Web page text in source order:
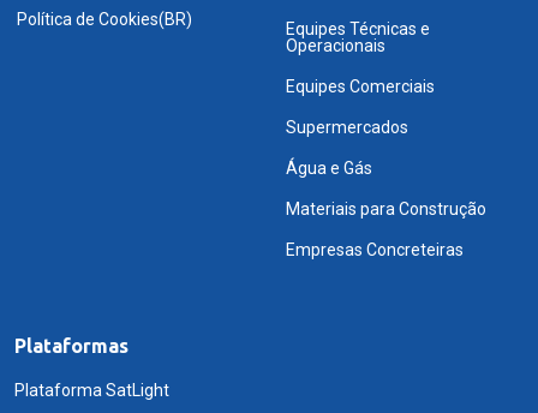
Política de Cookies(BR)
Equipes Técnicas e
Operacionais
Equipes Comerciais
Supermercados
Água e Gás
Materiais para Construção
Empresas Concreteiras
Plataformas
Plataforma SatLight